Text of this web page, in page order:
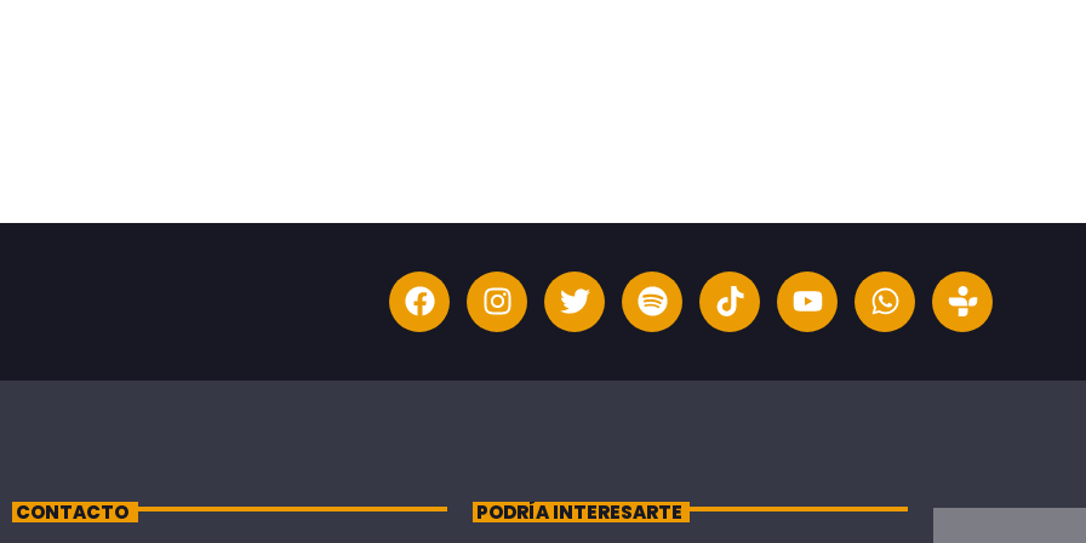
CONTACTO PODRÍA INTERESARTE